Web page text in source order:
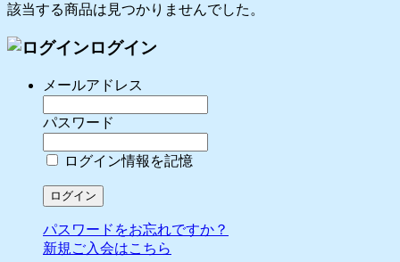
該当する商品は見つかりませんでした。
ログイン
メールアドレス
パスワード
ログイン情報を記憶
パスワードをお忘れですか？
新規ご入会はこちら